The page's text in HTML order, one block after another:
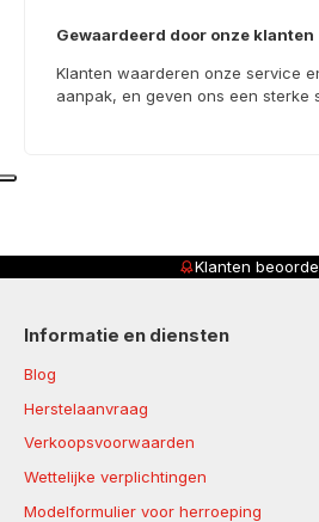
Gewaardeerd door onze klanten
Klanten waarderen onze service
aanpak, en geven ons een sterke
Klanten beoordelen
Informatie en diensten
Blog
Herstelaanvraag
Verkoopsvoorwaarden
Wettelijke verplichtingen
Modelformulier voor herroeping